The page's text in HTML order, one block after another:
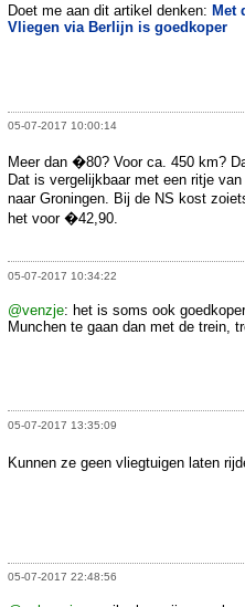
Doet me aan dit artikel denken: Met
Vliegen via Berlijn is goedkoper
05-07-2017 10:00:14
Meer dan �80? Voor ca. 450 km?
Dat is vergelijkbaar met een ritje
naar Groningen. Bij de NS kost
het voor �42,90.
05-07-2017 10:34:22
@venzje: het is soms ook
Munchen te gaan dan met de trein,
05-07-2017 13:35:09
Kunnen ze geen vliegtuigen laten
05-07-2017 22:48:56